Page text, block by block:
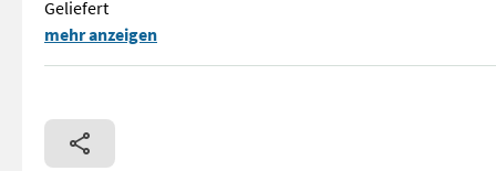
Geliefert
➤ Eigenschaften Mulcher KSH 135 Profi: •
mehr anzeigen